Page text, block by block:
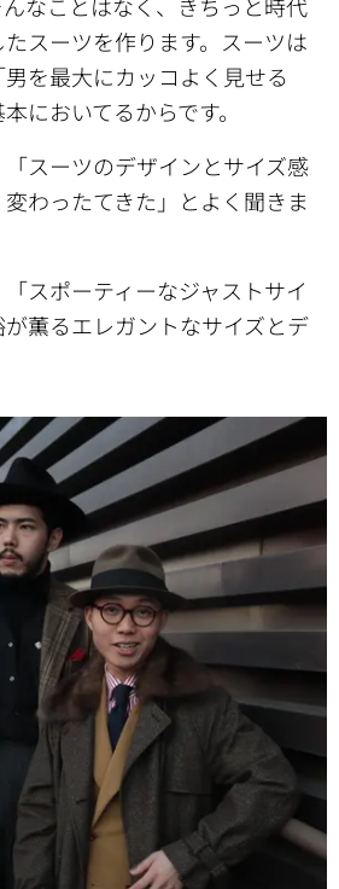
なことはなく、きちっと時代
スーツを作ります。スーツは
を最大にカッコよく見せる
においてるからです。
スーツのデザインとサイズ感
わったてきた」とよく聞きま
スポーティーなジャストサイ
薫るエレガントなサイズとデ